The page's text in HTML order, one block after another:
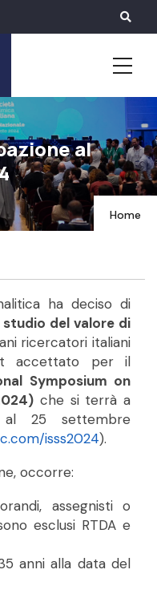
al
Home
ha deciso di
del valore di
ricercatori italiani
accettato per il
Symposium on
che si terrà a
al 25 settembre
isss2024).
occorre:
assegnisti o
esclusi RTDA e
anni alla data del